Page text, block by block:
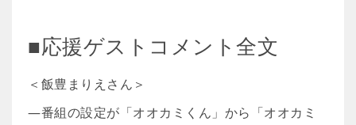
■応援ゲストコメント全文
＜飯豊まりえさん＞
―番組の設定が「オオカミくん」から「オオカミ